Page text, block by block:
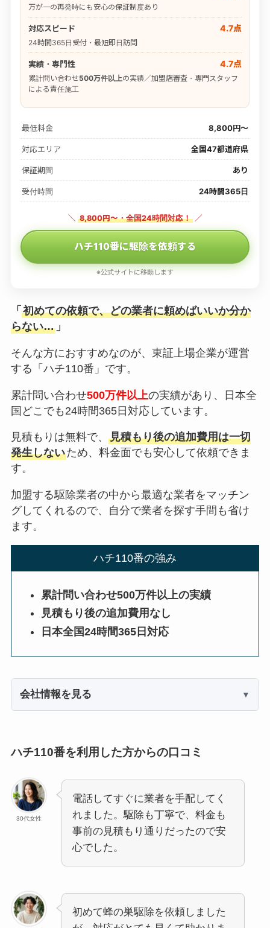
万が一の再発時にも安心の保証制度あり
対応スピード 4.7点
24時間365日受付・最短即日訪問
実績・専門性 4.7点
累計問い合わせ500万件以上の実績／加盟店審査・専門スタッフ
による責任施工
最低料金 8,800円〜
対応エリア 全国47都道府県
保証期間 あり
受付時間 24時間365日
＼ 8,800円〜・全国24時間対応！ ／
ハチ110番に駆除を依頼する
※公式サイトに移動します
「 初めての依頼で、どの業者に頼めばいいか分か
らない…」
そんな方におすすめなのが、東証上場企業が運営
する「ハチ110番」です。
累計問い合わせ500万件以上の実績があり、日本全
国どこでも24時間365日対応しています。
見積もりは無料で、 見積もり後の追加費用は一切
発生しないため、料金面でも安心して依頼できま
す。
加盟する駆除業者の中から最適な業者をマッチン
グしてくれるので、自分で業者を探す手間も省け
ます。
ハチ110番の強み
累計問い合わせ500万件以上の実績
見積もり後の追加費用なし
日本全国24時間365日対応
会社情報を見る
ハチ110番を利用した方からの口コミ
30代女性
電話してすぐに業者を手配してく
れました。駆除も丁寧で、料金も
事前の見積もり通りだったので安
心でした。
初めて蜂の巣駆除を依頼しました